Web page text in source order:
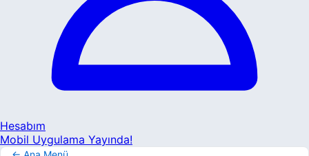
Hesabım
Mobil Uygulama Yayında!